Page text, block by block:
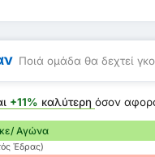
Ποιά ομάδα θα δεχτεί
+11% καλύτερηόσον
Αγώνα
Έδρας)